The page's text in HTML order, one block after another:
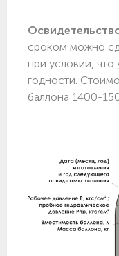
сроком можно
при условии, что
годности.
баллона 1400-